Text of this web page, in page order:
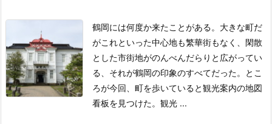
鶴岡には何度か来たことがある。大きな町だ
がこれといった中心地も繁華街もなく、閑散
とした市街地がのんべんだらりと広がってい
る、それが鶴岡の印象のすべてだった。とこ
ろが今回、町を歩いていると観光案内の地図
看板を見つけた。 観光 ...